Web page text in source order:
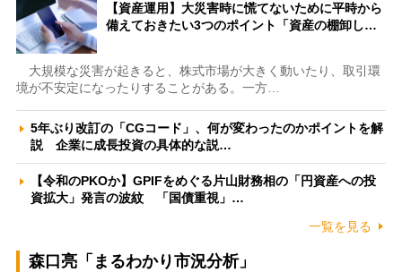
【資産運用】大災害時に慌てないために平時から
備えておきたい3つのポイント「資産の棚卸し…
大規模な災害が起きると、株式市場が大きく動いたり、取引環
境が不安定になったりすることがある。一方…
5年ぶり改訂の「CGコード」、何が変わったのかポイントを解
説 企業に成長投資の具体的な説…
【令和のPKOか】GPIFをめぐる片山財務相の「円資産への投
資拡大」発言の波紋 「国債重視」…
一覧を見る
森口亮「まるわかり市況分析」